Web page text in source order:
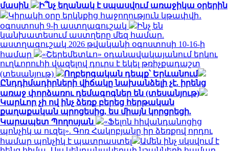
մասին
Ի՞նչ եղանակ է սպասվում առաջիկա օրերին
Կիրակի օրը երկնքից հաջողություն կթափվի․
օգոստոսի 9-ի աստղագուշակ
Ինչ են
կանխատեսում աստղերը մեզ համար.
աստղագուշակ 2026 թվականի օգոստոսի 10-16-ի
համար
«Շերեմետևո» օդանավակայանում երկու
ուղևորուհի վազելով դուրս է եկել թռիչքադաշտ
(տեսանյութ)
Ողբերգական դեպք՝ Երևանում
Ընդդիմադիրների վիճակը նախանձելի չէ. իրենց
առաջ փորձառու դեմագոգներ են (տեսանյութ)
Կարևոր չի ով ինչ ձեռք բերեց հերթական
քաղաքական պրոցեսից, ես միայն կորցրեցի.
Կարապետ Պողոսյան
«Ֆելոն հիվանդանոցից
պոնչիկ ա ուզել». Գոռ Հակոբյանը իր ձեռքով որդու
համար պոնչիկ է պատրաստել
Ամեն ինչ սկսվում է